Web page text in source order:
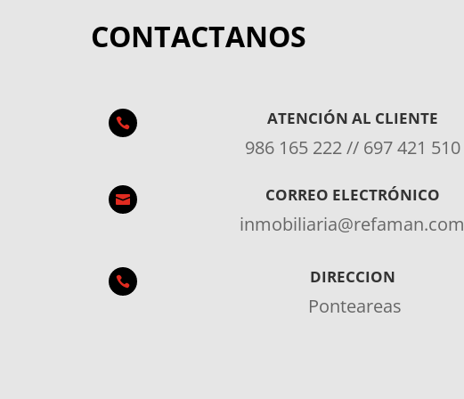
CONTACTANOS
 ATENCIÓN AL CLIENTE
986 165 222 // 697 421 510
 CORREO ELECTRÓNICO
inmobiliaria@refaman.com
 DIRECCION
Ponteareas